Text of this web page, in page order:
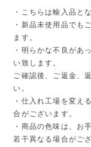
・こちらは輸入品と
・新品未使用品でも
ます。
・明らかな不良があ
い致します。
ご確認後、ご返金、
い。
・仕入れ工場を変え
合がございます。
・商品の色味は、お
若干異なる場合がご